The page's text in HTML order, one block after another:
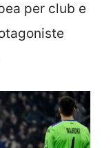
per club e